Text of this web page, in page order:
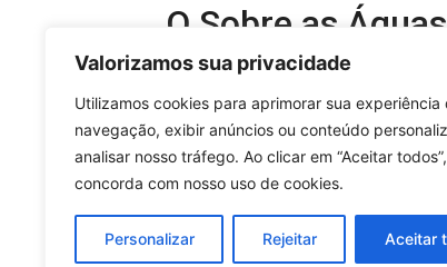
Valorizamos sua privacidade
Utilizamos cookies para aprimorar sua experiência
navegação, exibir anúncios ou conteúdo
analisar nosso tráfego. Ao clicar em “Aceitar
concorda com nosso uso de cookies.
Personalizar Rejeitar Aceitar
O Sobre as
conteúdos,